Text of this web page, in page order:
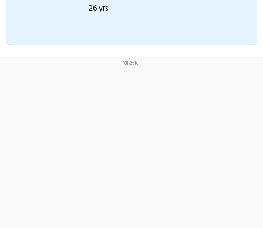
26 yrs.